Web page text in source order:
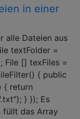
in einer
alle Dateien aus
textFolder =
File [] texFiles =
{ public
{ return
} }); Es
das Array